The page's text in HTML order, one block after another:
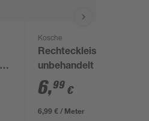
Kosche
Rechteckleiste
unbehandelt 1000 x
50 x 30 mm
6,99 €
6,99 € / Meter